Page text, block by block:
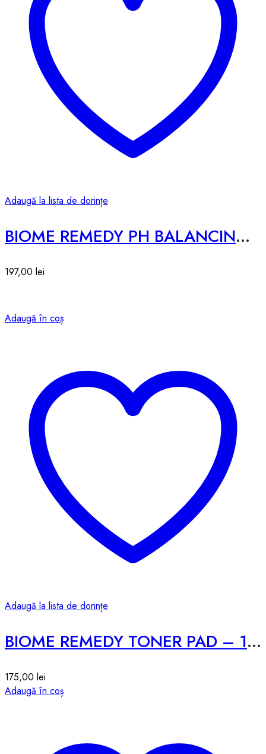
Adaugă la lista de dorințe
BIOME REMEDY PH BALANCING TONER – 300ml
197,00 lei
Adaugă în coș
Adaugă la lista de dorințe
BIOME REMEDY TONER PAD – 180ml
175,00 lei
Adaugă în coș